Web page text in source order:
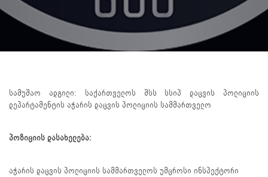
სამუშაო ადგილი: საქართველოს შსს სსიპ დაცვის პოლიციის
დეპარტამენტის აჭარის დაცვის პოლიციის სამმართველო
პოზიციის დასახელება:
აჭარის დაცვის პოლიციის სამმართველოს უმცროსი ინსპექტორი